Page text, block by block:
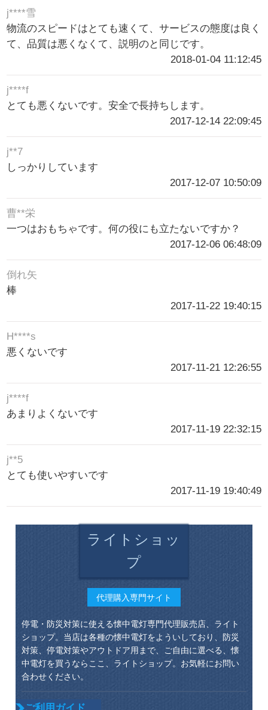
j****雪
物流のスピードはとても速くて、サービスの態度は良く
て、品質は悪くなくて、説明のと同じです。
2018-01-04 11:12:45
j****f
とても悪くないです。安全で長持ちします。
2017-12-14 22:09:45
j**7
しっかりしています
2017-12-07 10:50:09
曹**栄
一つはおもちゃです。何の役にも立たないですか？
2017-12-06 06:48:09
倒れ矢
棒
2017-11-22 19:40:15
H****s
悪くないです
2017-11-21 12:26:55
j****f
あまりよくないです
2017-11-19 22:32:15
j**5
とても使いやすいです
2017-11-19 19:40:49
ライトショッ
プ
代理購入専門サイト
停電・防災対策に使える懐中電灯専門代理販売店、ライト
ショップ。当店は各種の懐中電灯をよういしており、防災
対策、停電対策やアウトドア用まで、ご自由に選べる、懐
中電灯を買うならここ、ライトショップ。お気軽にお問い
合わせください。
ご利用ガイド